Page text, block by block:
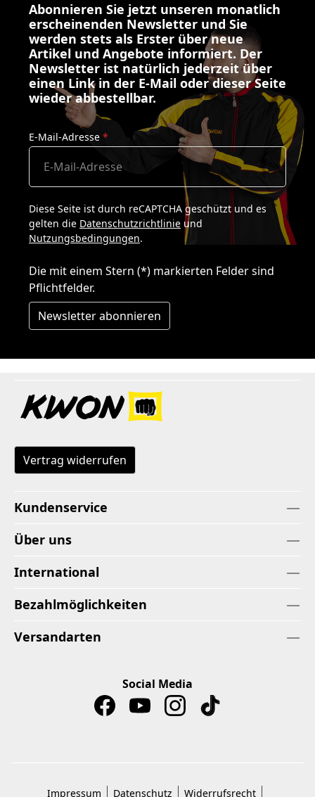
Abonnieren Sie jetzt unseren monatlich
erscheinenden Newsletter und Sie
werden stets als Erster über neue
Artikel und Angebote informiert. Der
Newsletter ist natürlich jederzeit über
einen Link in der E-Mail oder dieser Seite
wieder abbestellbar.
E-Mail-Adresse *
Diese Seite ist durch reCAPTCHA geschützt und es
gelten die Datenschutzrichtlinie und
Nutzungsbedingungen.
Die mit einem Stern (*) markierten Felder sind
Pflichtfelder.
Newsletter abonnieren
Vertrag widerrufen
Kundenservice
Über uns
International
Bezahlmöglichkeiten
Versandarten
Social Media
Impressum Datenschutz Widerrufsrecht